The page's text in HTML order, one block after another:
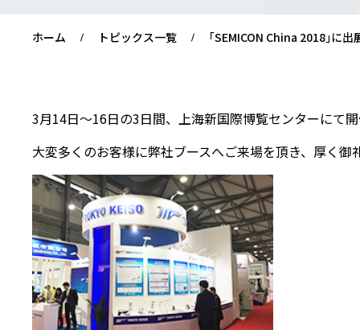
ホーム トピックス一覧 ｢SEMICON China 2018｣に出
3月14日～16日の3日間、上海新国際博覧センターにて
大変多くのお客様に弊社ブースへご来場を頂き、厚く御